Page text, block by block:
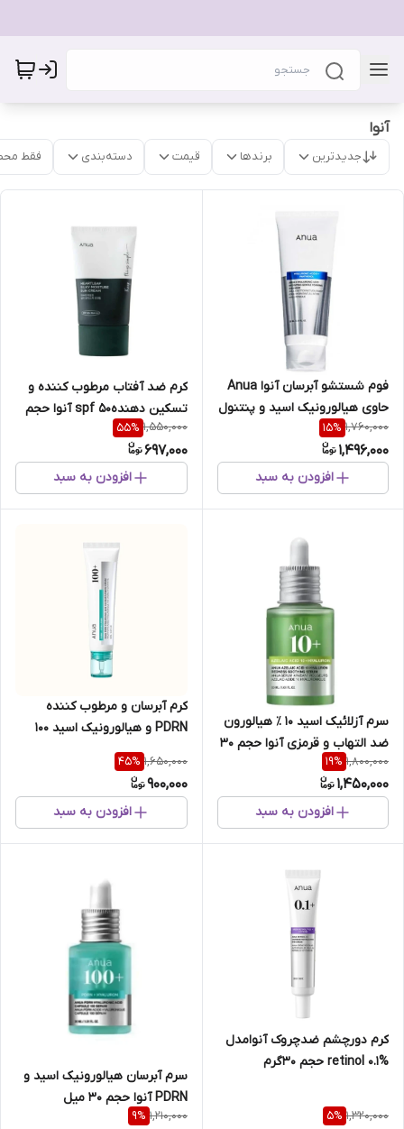
آنوا
جدیدترین برندها قیمت دسته‌بندی فقط
فوم شستشو آبرسان آنوا Anua
حاوی هیالورونیک اسید و پنتنول
حجم 150 میل
1,760,000
15%
1,496,000
افزودن به سبد
کرم ضد آفتاب مرطوب کننده و
تسکین دهندهspf 50 آنوا حجم
50میل
1,550,000
55%
697,000
افزودن به سبد
سرم آزلائیک اسید ۱۰ ٪ هیالورون
ضد التهاب و قرمزی آنوا حجم 30
میل
1,800,000
19%
1,450,000
افزودن به سبد
کرم آبرسان و مرطوب کننده
PDRN و هیالورونیک اسید 100
درصد آنوا 60میل
1,650,000
45%
900,000
افزودن به سبد
كرم دورچشم ضدچروک آنوامدل
retinol 0.1% حجم 30گرم
1,320,000
5%
سرم آبرسان هیالورونیک اسید و
PDRN آنوا حجم 30 میل
1,210,000
9%